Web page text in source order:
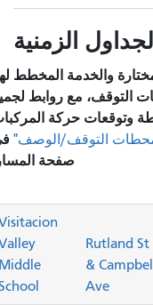
والخدمة المخطط لها.
التوقف، مع روابط لجميع
وتوقعات حركة المركبات
التوقف/الوصف"في
صفحة المسار.
Rutland St
&
Ave
Visitacion
Valley
Middle
School